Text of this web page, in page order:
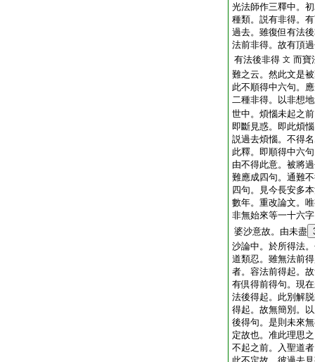
光法師作三釋中。
種類。説有非得。
過去。雖復但有法
法前非得。故有頂
有法後非得 文 而寶
難之云。然此文是
此不順得中六句。
二種非得。以非想
世中。煩惱未起之
即斷見惑。即此煩
説過去煩惱。不得
此釋。即順得中六
由不得此意。被將
難應成四句。通難
四句。見今長安多
數年。重改論文。
非無始來等一十六
婆沙意故。由未盡
沙論中。於所得法
道類忍。雖無法前
者。容法前得起。
有倶得前得句。現
法後得起。此別解
得起。故無簡別。
後得句。是則未來
定故也。准此理思
不起之前。入聖道